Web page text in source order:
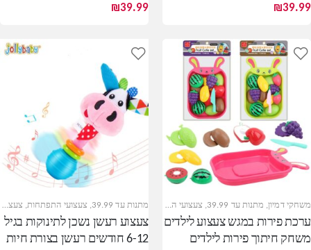
Frozen
₪39.99
₪39.99
משחקי דמיון, מתנות עד 39.99 , צעצועי התפתחות
ערכת פירות במגש צעצוע לילדים
משחק חיתוך פירות לילדים
מתנות עד 39.99 , צעצועי התפתחות, צעצועי תינוקות
צעצוע רעשן נשכן לתינוקות בגיל
6-12 חודשים רעשן בצורת חיות